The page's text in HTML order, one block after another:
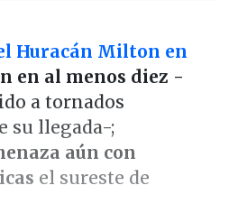
Huracán Milton en
en al menos diez -
a tornados
su llegada-;
aún con
el sureste de